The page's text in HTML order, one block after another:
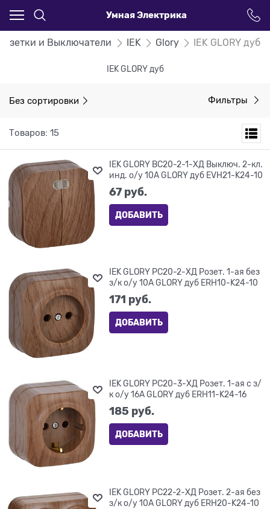
Умная Электрика
и Выключатели IEK Glory IEK GLORY дуб
IEK GLORY дуб
Без сортировки Фильтры
Товаров: 15
IEK GLORY ВС20-2-1-ХД Выключ. 2-кл.
инд. о/у 10А GLORY дуб EVH21-K24-10
67 руб.
ДОБАВИТЬ
IEK GLORY РС20-2-ХД Розет. 1-ая без
з/к о/у 10А GLORY дуб ERH10-K24-10
171 руб.
ДОБАВИТЬ
IEK GLORY РС20-3-ХД Розет. 1-ая с з/
к о/у 16А GLORY дуб ERH11-K24-16
185 руб.
ДОБАВИТЬ
IEK GLORY РС22-2-ХД Розет. 2-ая без
з/к о/у 10А GLORY дуб ERH20-K24-10